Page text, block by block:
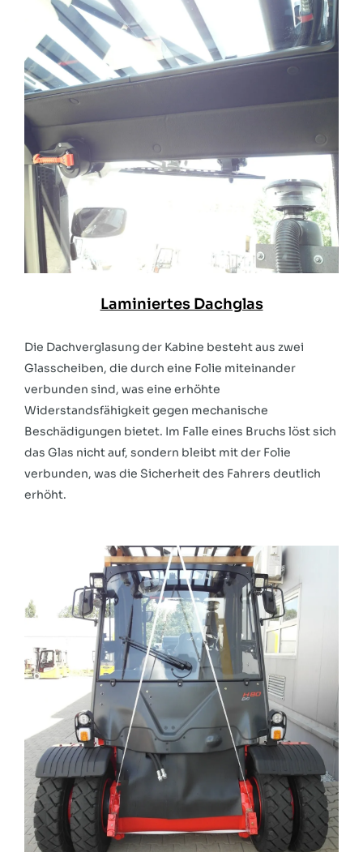
Laminiertes Dachglas
Die Dachverglasung der Kabine besteht aus zwei
Glasscheiben, die durch eine Folie miteinander
verbunden sind, was eine erhöhte
Widerstandsfähigkeit gegen mechanische
Beschädigungen bietet. Im Falle eines Bruchs löst sich
das Glas nicht auf, sondern bleibt mit der Folie
verbunden, was die Sicherheit des Fahrers deutlich
erhöht.